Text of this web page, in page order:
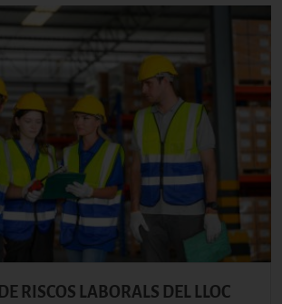
RISCOS LABORALS DEL LLOC